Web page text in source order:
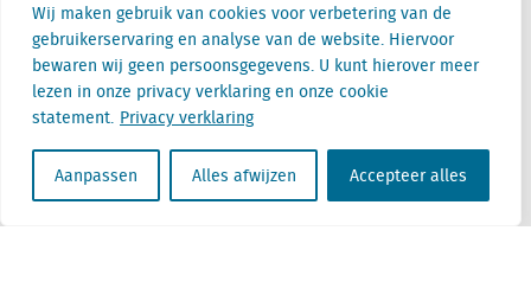
Wij maken gebruik van cookies voor verbetering van de
gebruikerservaring en analyse van de website. Hiervoor
bewaren wij geen persoonsgegevens. U kunt hierover meer
lezen in onze privacy verklaring en onze cookie
statement. Privacy verklaring
Aanpassen Alles afwijzen Accepteer alles
Cantersteen 47
1000 Brussel